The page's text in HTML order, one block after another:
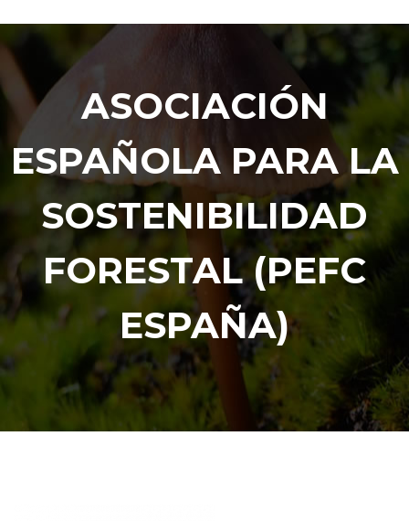
ASOCIACIÓN
ESPAÑOLA PARA LA
SOSTENIBILIDAD
FORESTAL (PEFC
ESPAÑA)